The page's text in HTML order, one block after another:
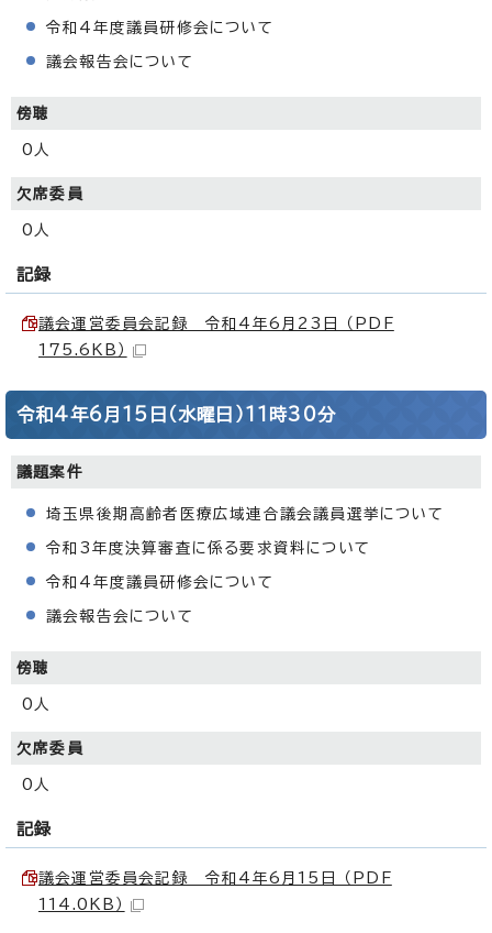
令和4年度議員研修会について
議会報告会について
傍聴
0人
欠席委員
0人
記録
議会運営委員会記録 令和4年6月23日 （PDF
175.6KB）
令和4年6月15日（水曜日）11時30分
議題案件
埼玉県後期高齢者医療広域連合議会議員選挙について
令和3年度決算審査に係る要求資料について
令和4年度議員研修会について
議会報告会について
傍聴
0人
欠席委員
0人
記録
議会運営委員会記録 令和4年6月15日 （PDF
114.0KB）